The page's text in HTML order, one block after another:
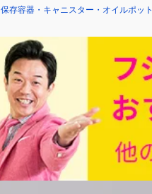
保存容器・キャニスター・オイルポット